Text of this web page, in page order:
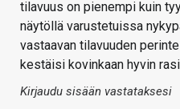
tilavuus on pienempi kuin
näytöllä varustetuissa
vastaavan tilavuuden
kestäisi kovinkaan hyvin
Kirjaudu sisään vastataksesi